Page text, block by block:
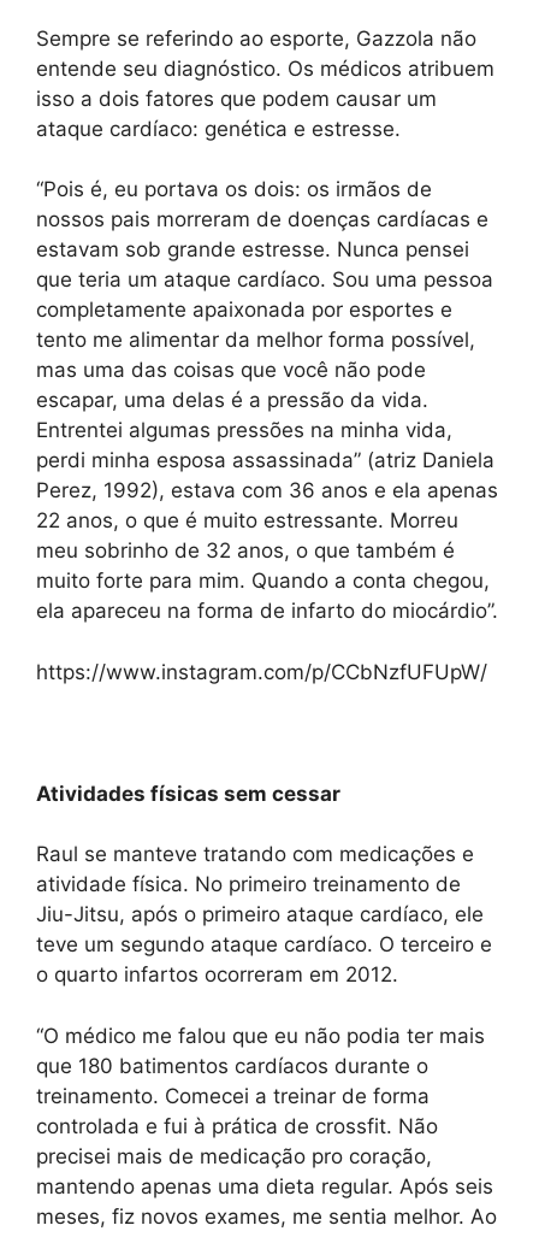
Sempre se referindo ao esporte, Gazzola não
entende seu diagnóstico. Os médicos atribuem
isso a dois fatores que podem causar um
ataque cardíaco: genética e estresse.
“Pois é, eu portava os dois: os irmãos de
nossos pais morreram de doenças cardíacas e
estavam sob grande estresse. Nunca pensei
que teria um ataque cardíaco. Sou uma pessoa
completamente apaixonada por esportes e
tento me alimentar da melhor forma possível,
mas uma das coisas que você não pode
escapar, uma delas é a pressão da vida.
Entrentei algumas pressões na minha vida,
perdi minha esposa assassinada” (atriz Daniela
Perez, 1992), estava com 36 anos e ela apenas
22 anos, o que é muito estressante. Morreu
meu sobrinho de 32 anos, o que também é
muito forte para mim. Quando a conta chegou,
ela apareceu na forma de infarto do miocárdio”.
https://www.instagram.com/p/CCbNzfUFUpW/
Atividades físicas sem cessar
Raul se manteve tratando com medicações e
atividade física. No primeiro treinamento de
Jiu-Jitsu, após o primeiro ataque cardíaco, ele
teve um segundo ataque cardíaco. O terceiro e
o quarto infartos ocorreram em 2012.
“O médico me falou que eu não podia ter mais
que 180 batimentos cardíacos durante o
treinamento. Comecei a treinar de forma
controlada e fui à prática de crossfit. Não
precisei mais de medicação pro coração,
mantendo apenas uma dieta regular. Após seis
meses, fiz novos exames, me sentia melhor. Ao